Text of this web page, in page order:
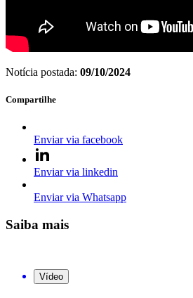
Notícia postada: 09/10/2024
Compartilhe
Enviar via facebook
Enviar via linkedin
Enviar via Whatsapp
Saiba mais
Vídeo